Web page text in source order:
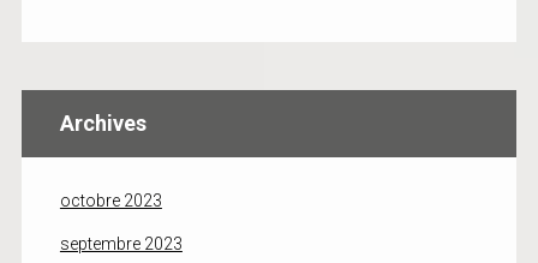
Archives
octobre 2023
septembre 2023